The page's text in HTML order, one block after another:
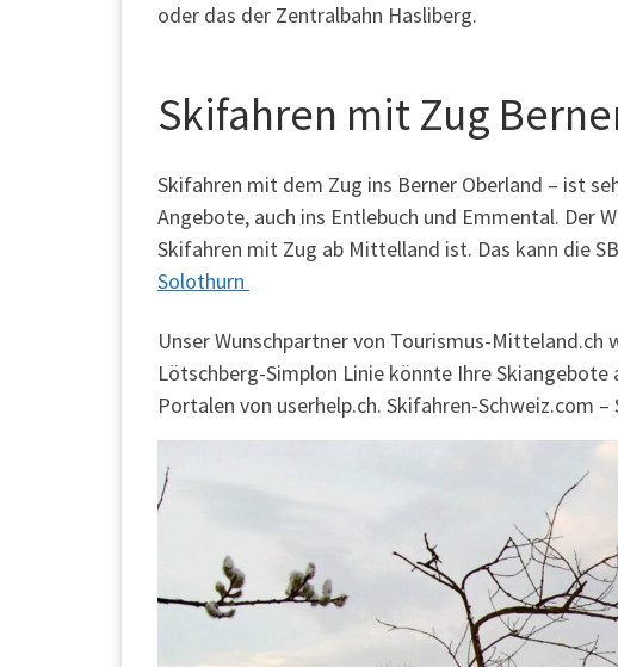
oder das der Zentralbahn Hasliberg.
Skifahren mit Zug
Skifahren mit dem Zug ins Berner Oberland – ist
Angebote, auch ins Entlebuch und Emmental. Der
Skifahren mit Zug ab Mittelland ist. Das kann die
Solothurn
Unser Wunschpartner von Tourismus-Mitteland.ch
Lötschberg-Simplon Linie könnte Ihre
Portalen von userhelp.ch. Skifahren-Schweiz.com